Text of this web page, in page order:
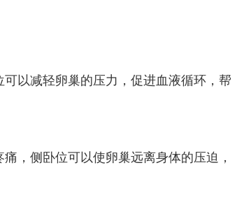
以减轻卵巢的压力，促进血液循环，帮
，侧卧位可以使卵巢远离身体的压迫，